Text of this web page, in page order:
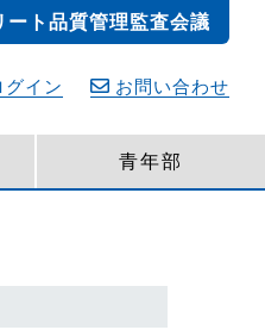
グイン お問い合わせ
ート品質管理監査会議
青年部